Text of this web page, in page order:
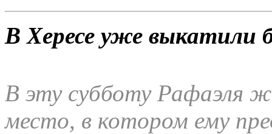
В Хересе уже выкатили
В эту субботу Рафаэля
место, в котором ему